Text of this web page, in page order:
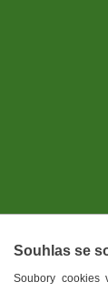
Souhlas se
Soubory cookies